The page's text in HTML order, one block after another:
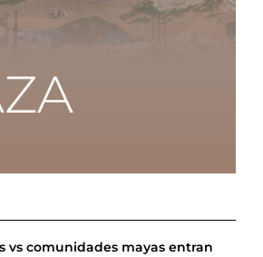
vs comunidades mayas entran